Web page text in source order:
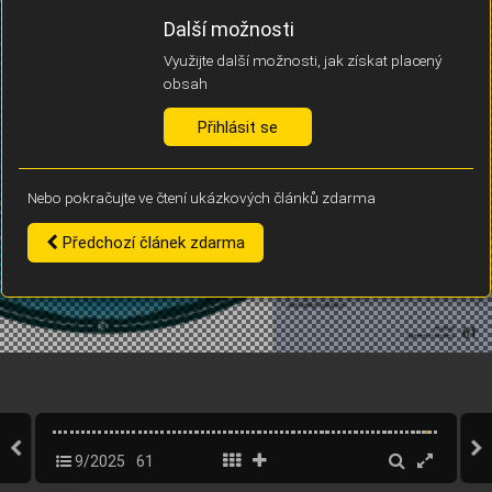
budeme tak moci přesněji vyhodnotit návštěvnost.
Vaše souhlasy a odmítnutí si ukládáme do vašeho zařízení, abychom se
vás už příště znovu neptali. Můžete je kdykoli později upravit ve Správě
Souhlasím Odmítám
9/2025 61
Další možnosti
Využijte další možnosti, jak získat placený
obsah
Přihlásit se
Nebo pokračujte ve čtení ukázkových článků zdarma
Předchozí článek zdarma